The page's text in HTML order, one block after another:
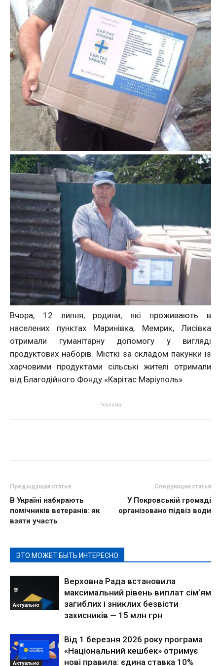
Вчора, 12 липня, родини, які проживають в
населених пунктах Маринівка, Мемрик, Лисівка
отримали гуманітарну допомогу у вигляді
продуктових наборів. Місткі за складом пакунки із
харчовими продуктами сільські жителі отримали
від Благодійного Фонду «Карітас Маріуполь».
- Реклама -
Предыдущая статья
В Україні набирають
помічників ветеранів: як
взяти участь
Следующая статья
У Покровській громаді
організовано підвіз води
ЭТО МОЖЕТ БЫТЬ ИНТЕРЕСНО
Актуально
Верховна Рада встановила
максимальний рівень виплат сім’ям
загиблих і зниклих безвісти
захисників — 15 млн грн
Актуально
Від 1 березня 2026 року програма
«Національний кешбек» отримує
нові правила: єдина ставка 10%